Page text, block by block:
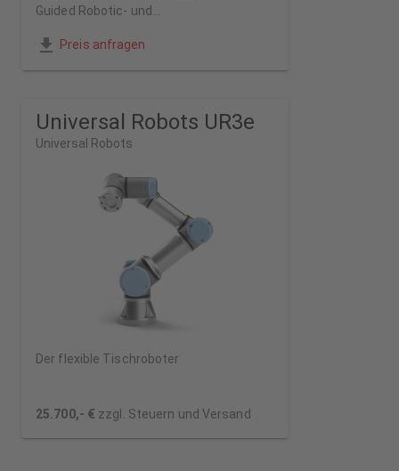
Guided Robotic- und
Preis anfragen
Universal Robots UR3e
Universal Robots
Der flexible Tischroboter
25.700,- € zzgl. Steuern und Versand